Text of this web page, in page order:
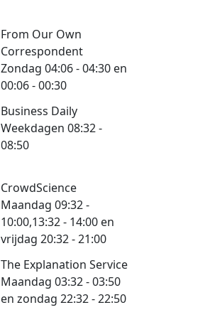
From Our Own
Correspondent
Zondag 04:06 - 04:30 en
00:06 - 00:30
Business Daily
Weekdagen 08:32 -
08:50
CrowdScience
Maandag 09:32 -
10:00,13:32 - 14:00 en
vrijdag 20:32 - 21:00
The Explanation Service
Maandag 03:32 - 03:50
en zondag 22:32 - 22:50